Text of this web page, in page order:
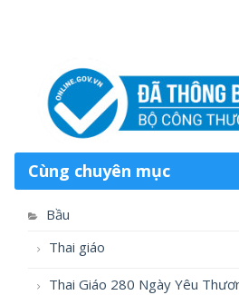
Cùng chuyên mục
Bầu
Thai giáo
Thai Giáo 280 Ngày Yêu